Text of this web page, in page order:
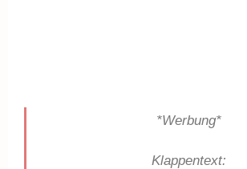
*Werbung*
Klappentext: